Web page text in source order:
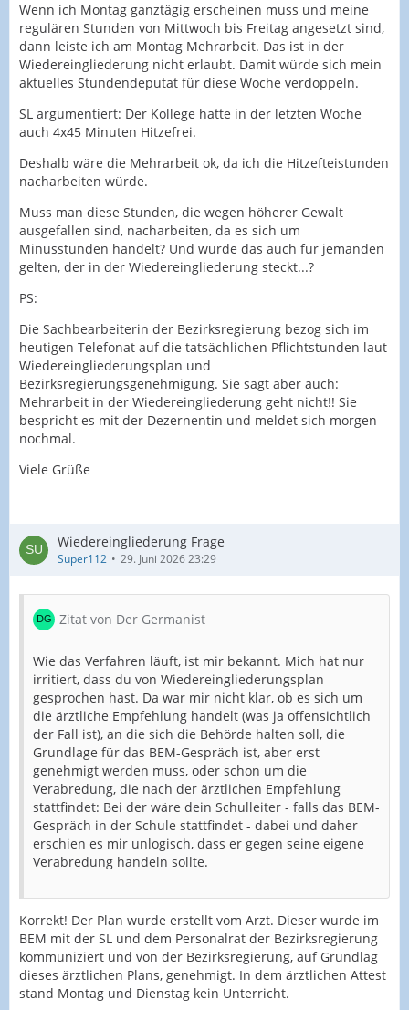
Wenn ich Montag ganztägig erscheinen muss und meine
regulären Stunden von Mittwoch bis Freitag angesetzt sind,
dann leiste ich am Montag Mehrarbeit. Das ist in der
Wiedereingliederung nicht erlaubt. Damit würde sich mein
aktuelles Stundendeputat für diese Woche verdoppeln.
SL argumentiert: Der Kollege hatte in der letzten Woche
auch 4x45 Minuten Hitzefrei.
Deshalb wäre die Mehrarbeit ok, da ich die Hitzefteistunden
nacharbeiten würde.
Muss man diese Stunden, die wegen höherer Gewalt
ausgefallen sind, nacharbeiten, da es sich um
Minusstunden handelt? Und würde das auch für jemanden
gelten, der in der Wiedereingliederung steckt...?
PS:
Die Sachbearbeiterin der Bezirksregierung bezog sich im
heutigen Telefonat auf die tatsächlichen Pflichtstunden laut
Wiedereingliederungsplan und
Bezirksregierungsgenehmigung. Sie sagt aber auch:
Mehrarbeit in der Wiedereingliederung geht nicht!! Sie
bespricht es mit der Dezernentin und meldet sich morgen
nochmal.
Viele Grüße
Wiedereingliederung Frage
Super112 29. Juni 2026 23:29
Zitat von Der Germanist
Wie das Verfahren läuft, ist mir bekannt. Mich hat nur
irritiert, dass du von Wiedereingliederungsplan
gesprochen hast. Da war mir nicht klar, ob es sich um
die ärztliche Empfehlung handelt (was ja offensichtlich
der Fall ist), an die sich die Behörde halten soll, die
Grundlage für das BEM-Gespräch ist, aber erst
genehmigt werden muss, oder schon um die
Verabredung, die nach der ärztlichen Empfehlung
stattfindet: Bei der wäre dein Schulleiter - falls das BEM-
Gespräch in der Schule stattfindet - dabei und daher
erschien es mir unlogisch, dass er gegen seine eigene
Verabredung handeln sollte.
Korrekt! Der Plan wurde erstellt vom Arzt. Dieser wurde im
BEM mit der SL und dem Personalrat der Bezirksregierung
kommuniziert und von der Bezirksregierung, auf Grundlag
dieses ärztlichen Plans, genehmigt. In dem ärztlichen Attest
stand Montag und Dienstag kein Unterricht.